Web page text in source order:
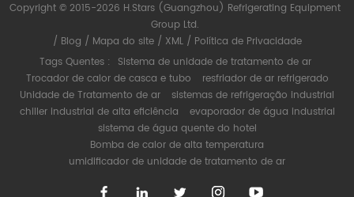
Copyright © 2015-2026 H.Stars (Guangzhou) Refrigerating Equipment
Group Ltd.
/ Blog / Mapa do site/ XML/ Política de Privacidade
Tags Quentes :
Sistema de unidade de tratamento de ar
Trocador de calor de casca e tubo
resfriador de ar refrigerado
Unidade de Tratamento de ar
sistemas de refrigeração industrial
chiller industrial de alta eficiência
evaporador de água industrial
sistema de água quente do hotel
Bomba de calor de alta temperatura
umidificador de unidade de tratamento de ar